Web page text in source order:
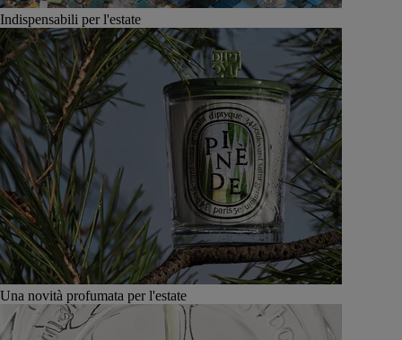
Indispensabili per l'estate
Una novità profumata per l'estate